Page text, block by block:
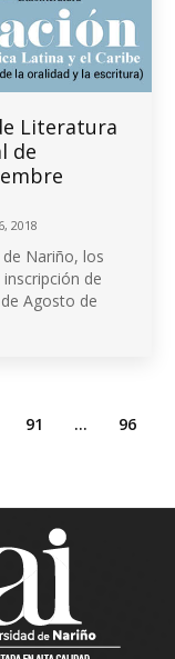
Literatura
de
2018
Nariño, los
de
Agosto de
91 … 96